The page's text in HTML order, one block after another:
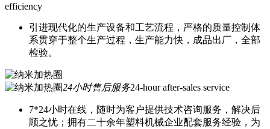
efficiency
引进现代化的生产设备和工艺流程，严格的质量控制体
系贯穿于整个生产过程，生产能力快，成品出厂，全部
检验。
24小时售后服务24-hour after-sales service
7*24小时在线，随时为客户提供技术咨询服务，解决后
顾之忧；拥有二十余年塑料机械企业配套服务经验，为